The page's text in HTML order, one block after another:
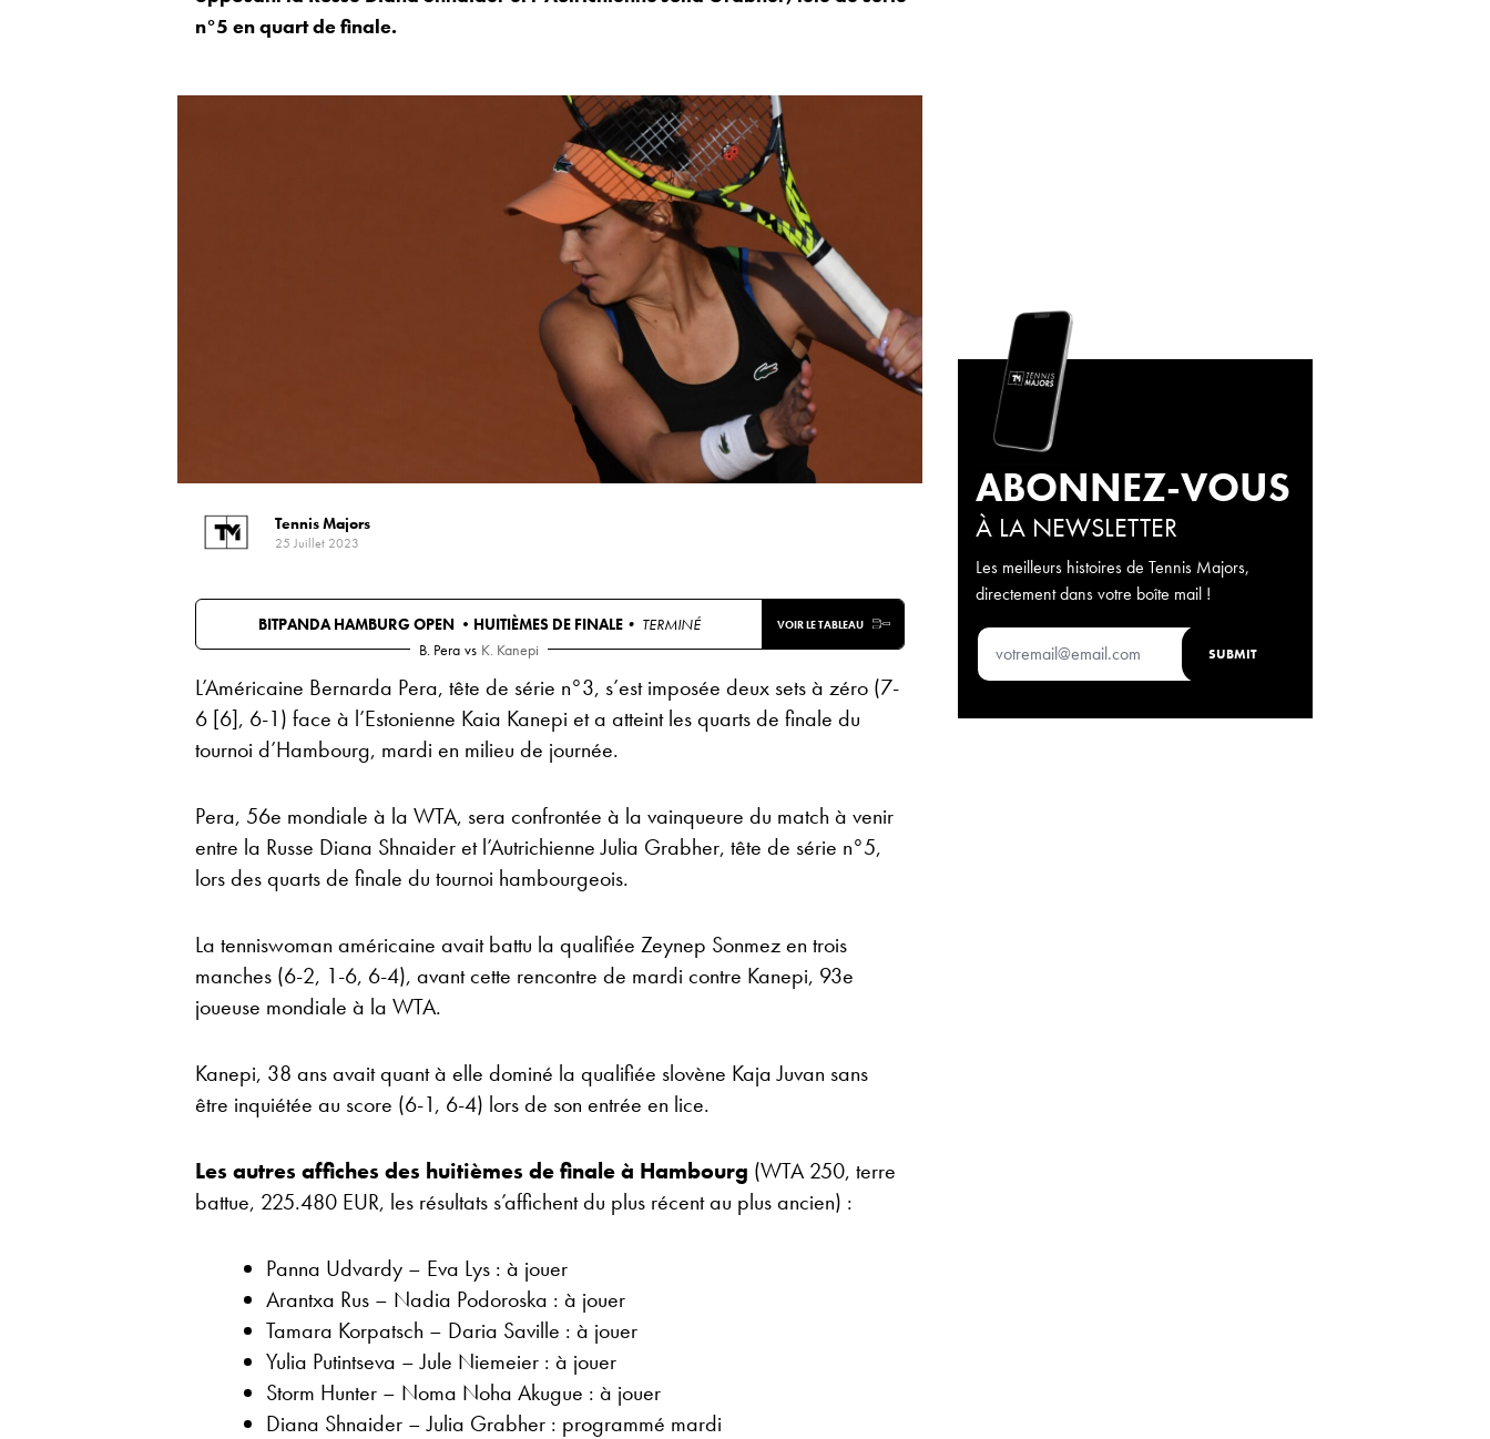
n°5 en quart de finale.
Tennis Majors
25 Juillet 2023
BITPANDA HAMBURG OPEN • HUITIÈMES DE FINALE• TERMINÉ VOIR LE TABLEAU
B. Pera vs K. Kanepi
L’Américaine Bernarda Pera, tête de série n°3, s’est imposée deux sets à zéro (7-
6 [6], 6-1) face à l’Estonienne Kaia Kanepi et a atteint les quarts de finale du
tournoi d’Hambourg, mardi en milieu de journée.
Pera, 56e mondiale à la WTA, sera confrontée à la vainqueure du match à venir
entre la Russe Diana Shnaider et l’Autrichienne Julia Grabher, tête de série n°5,
lors des quarts de finale du tournoi hambourgeois.
La tenniswoman américaine avait battu la qualifiée Zeynep Sonmez en trois
manches (6-2, 1-6, 6-4), avant cette rencontre de mardi contre Kanepi, 93e
joueuse mondiale à la WTA.
Kanepi, 38 ans avait quant à elle dominé la qualifiée slovène Kaja Juvan sans
être inquiétée au score (6-1, 6-4) lors de son entrée en lice.
Les autres affiches des huitièmes de finale à Hambourg (WTA 250, terre
battue, 225.480 EUR, les résultats s’affichent du plus récent au plus ancien) :
Panna Udvardy – Eva Lys : à jouer
Arantxa Rus – Nadia Podoroska : à jouer
Tamara Korpatsch – Daria Saville : à jouer
Yulia Putintseva – Jule Niemeier : à jouer
Storm Hunter – Noma Noha Akugue : à jouer
Diana Shnaider – Julia Grabher : programmé mardi
ABONNEZ-VOUS
À LA NEWSLETTER
Les meilleurs histoires de Tennis Majors,
directement dans votre boîte mail !